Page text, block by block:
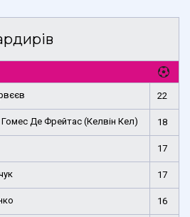
22
Де Фрейтас (Келвін Кел) 18
17
17
16